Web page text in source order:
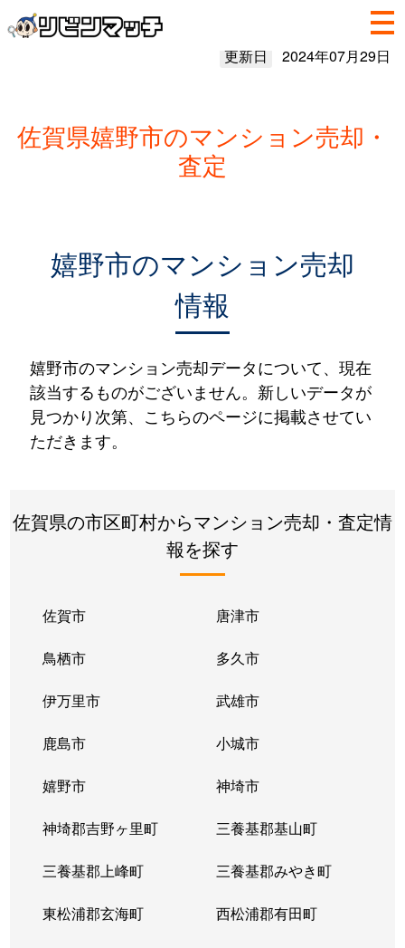
更新日 2024年07月29日
佐賀県嬉野市のマンション売却・
査定
嬉野市のマンション売却
情報
嬉野市のマンション売却データについて、現在
該当するものがございません。新しいデータが
見つかり次第、こちらのページに掲載させてい
ただきます。
佐賀県の市区町村からマンション売却・査定情
報を探す
佐賀市 唐津市
鳥栖市 多久市
伊万里市 武雄市
鹿島市 小城市
嬉野市 神埼市
神埼郡吉野ヶ里町 三養基郡基山町
三養基郡上峰町 三養基郡みやき町
東松浦郡玄海町 西松浦郡有田町